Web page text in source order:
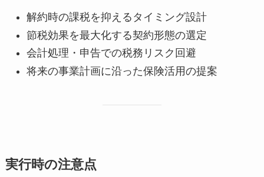
解約時の課税を抑えるタイミング設計
節税効果を最大化する契約形態の選定
会計処理・申告での税務リスク回避
将来の事業計画に沿った保険活用の提案
実行時の注意点